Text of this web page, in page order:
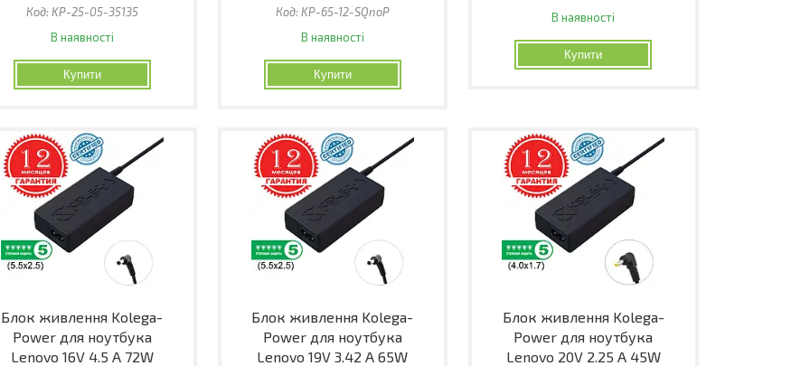
KP-25-05-35135
В наявності
Купити
KP-65-12-SQnoP
В наявності
Купити
В наявності
Купити
Блок живлення Kolega-
Power для ноутбука
Lenovo 16V 4.5 A 72W
Блок живлення Kolega-
Power для ноутбука
Lenovo 19V 3.42 A 65W
Блок живлення Kolega-
Power для ноутбука
Lenovo 20V 2.25 A 45W